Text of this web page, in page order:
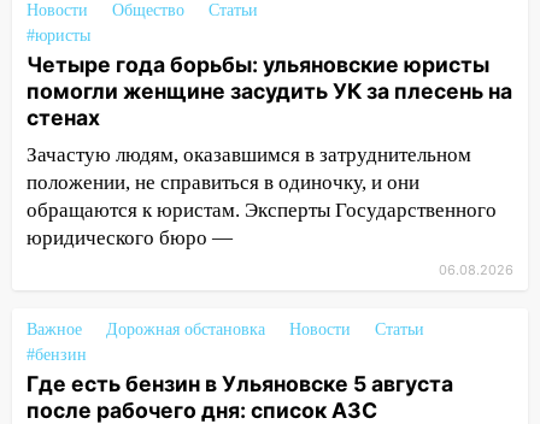
15:59
миллионов рублей за криминальное
покровительство
15:32
летнего мопедиста
15:00 В Ульяновске после тройного ДТП
госпитализировали 25-летнего байкера
14:08
Пешеход переходил по «зебре»:
подробности серьезной аварии на
Фруктовой
Новости Общество
Статьи
#юристы
Четыре года борьбы: ульяновские юристы
помогли женщине засудить УК за плесень на
стенах
Зачастую людям, оказавшимся в затруднительном
положении, не справиться в одиночку, и они
обращаются к юристам. Эксперты Государственного
юридического бюро —
06.08.2026
Важное Дорожная обстановка Новости
Статьи
#бензин
Где есть бензин в Ульяновске 5 августа
после рабочего дня: список АЗС